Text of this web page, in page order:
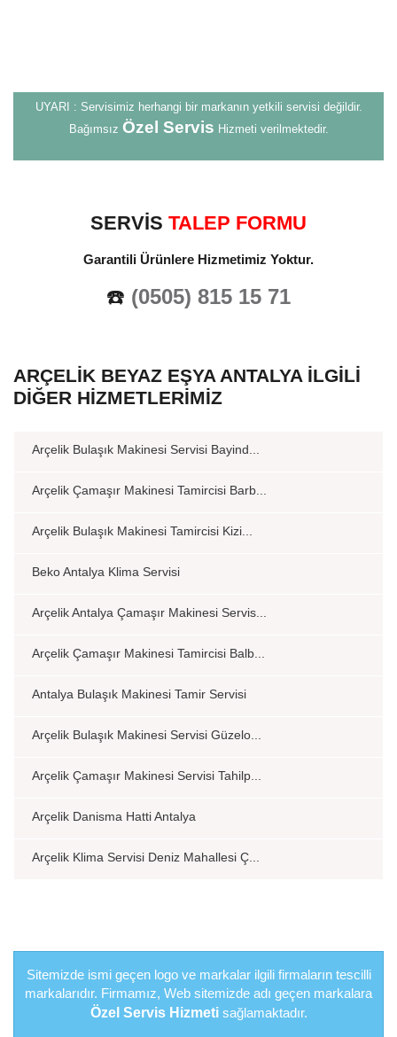
UYARI : Servisimiz herhangi bir markanın yetkili servisi değildir.
Bağımsız Özel Servis Hizmeti verilmektedir.
SERVİS TALEP FORMU
Garantili Ürünlere Hizmetimiz Yoktur.
☎️ (0505) 815 15 71
ARÇELIK BEYAZ EŞYA ANTALYA İLGILI
DIĞER HIZMETLERIMIZ
Arçelik Bulaşık Makinesi Servisi Bayind...
Arçelik Çamaşır Makinesi Tamircisi Barb...
Arçelik Bulaşık Makinesi Tamircisi Kizi...
Beko Antalya Klima Servisi
Arçelik Antalya Çamaşır Makinesi Servis...
Arçelik Çamaşır Makinesi Tamircisi Balb...
Antalya Bulaşık Makinesi Tamir Servisi
Arçelik Bulaşık Makinesi Servisi Güzelo...
Arçelik Çamaşır Makinesi Servisi Tahilp...
Arçelik Danisma Hatti Antalya
Arçelik Klima Servisi Deniz Mahallesi Ç...
Sitemizde ismi geçen logo ve markalar ilgili firmaların tescilli
markalarıdır. Firmamız, Web sitemizde adı geçen markalara
Özel Servis Hizmetisağlamaktadır.